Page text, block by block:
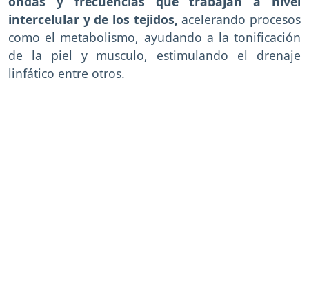
intercelular y de los tejidos, acelerando procesos
como el metabolismo, ayudando a la tonificación
de la piel y musculo, estimulando el drenaje
linfático entre otros.